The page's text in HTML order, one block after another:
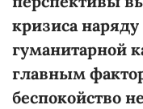
кризиса
гуманитарной
главным
беспокойство